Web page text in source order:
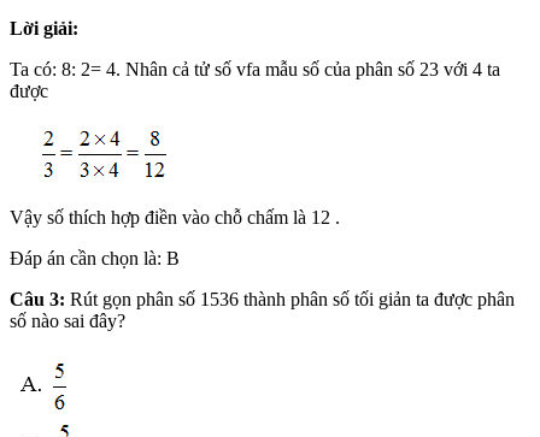
Lời giải:
Ta có: 8: 2= 4. Nhân cả tử số vfa mẫu số của phân số 23 với 4 ta
được
Vậy số thích hợp điền vào chỗ chấm là 12 .
Đáp án cần chọn là: B
Câu 3: Rút gọn phân số 1536 thành phân số tối giản ta được phân
số nào sai đây?